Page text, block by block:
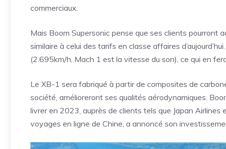
commerciaux.
Mais Boom Supersonic pense que ses clients pourront
similaire à celui des tarifs en classe affaires
(2.695km/h, Mach 1 est la vitesse du son), ce qui en
Le XB-1 sera fabriqué à partir de composites de
société, amélioreront ses qualités aérodynamiques.
livrer en 2023, auprès de clients tels que Japan Airlines
voyages en ligne de Chine, a annoncé son